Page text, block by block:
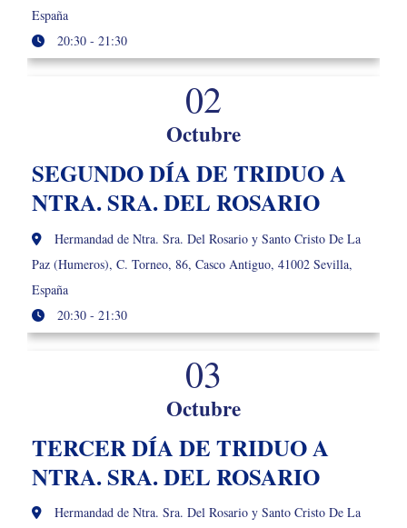
España
20:30 - 21:30
02
Octubre
SEGUNDO DÍA DE TRIDUO A
NTRA. SRA. DEL ROSARIO
Hermandad de Ntra. Sra. Del Rosario y Santo Cristo De La
Paz (Humeros), C. Torneo, 86, Casco Antiguo, 41002 Sevilla,
España
20:30 - 21:30
03
Octubre
TERCER DÍA DE TRIDUO A
NTRA. SRA. DEL ROSARIO
Hermandad de Ntra. Sra. Del Rosario y Santo Cristo De La